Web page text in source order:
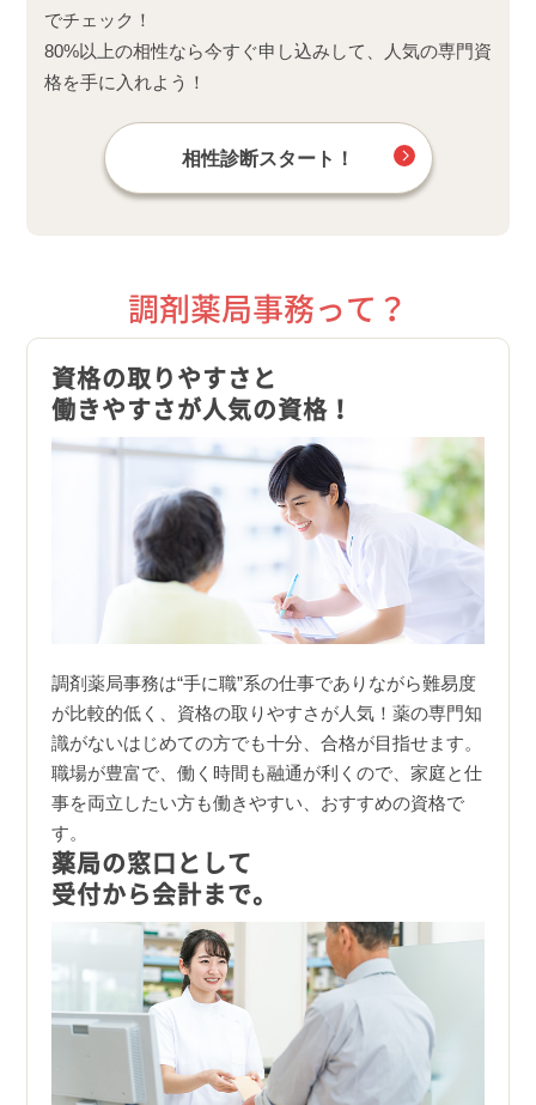
でチェック！
80%以上の相性なら今すぐ申し込みして、人気の専門資
格を手に入れよう！
相性診断スタート！
調剤薬局事務って？
資格の取りやすさと
働きやすさが人気の資格！
調剤薬局事務は“手に職”系の仕事でありながら難易度
が比較的低く、資格の取りやすさが人気！薬の専門知
識がないはじめての方でも十分、合格が目指せます。
職場が豊富で、働く時間も融通が利くので、家庭と仕
事を両立したい方も働きやすい、おすすめの資格で
す。
薬局の窓口として
受付から会計まで。